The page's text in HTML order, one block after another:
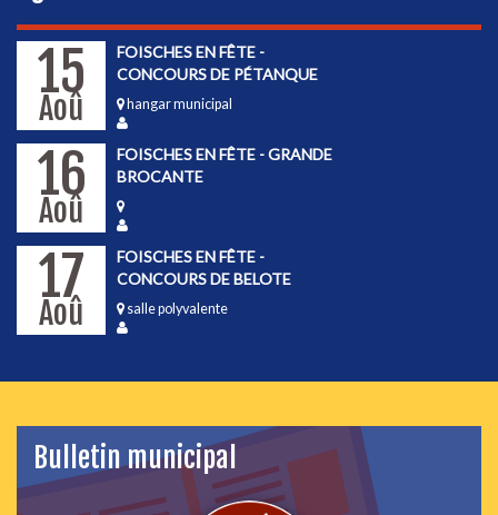
15
Aoû
FOISCHES EN FÊTE -
CONCOURS DE PÉTANQUE
hangar municipal
16
Aoû
FOISCHES EN FÊTE - GRANDE
BROCANTE
17
Aoû
FOISCHES EN FÊTE -
CONCOURS DE BELOTE
salle polyvalente
Bulletin municipal